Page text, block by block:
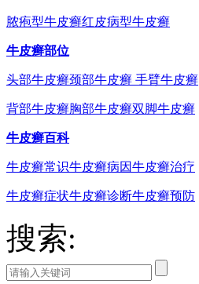
脓疱型牛皮癣红皮病型牛皮癣
牛皮癣部位
头部牛皮癣颈部牛皮癣 手臂牛皮癣
背部牛皮癣胸部牛皮癣双脚牛皮癣
牛皮癣百科
牛皮癣常识牛皮癣病因牛皮癣治疗
牛皮癣症状牛皮癣诊断牛皮癣预防
搜索: